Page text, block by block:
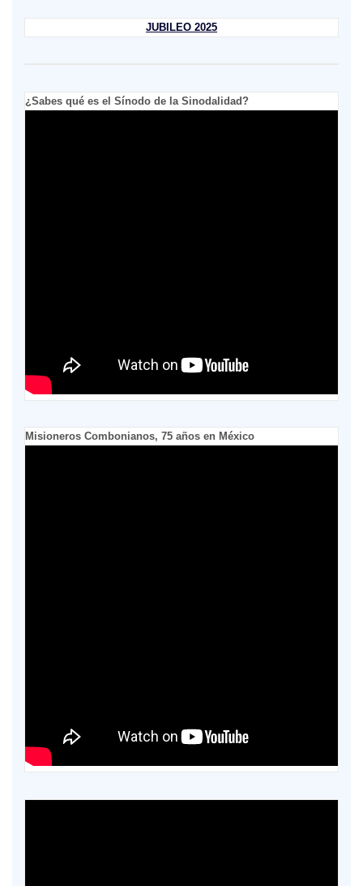
JUBILEO 2025
¿Sabes qué es el Sínodo de la Sinodalidad?
Misioneros Combonianos, 75 años en México